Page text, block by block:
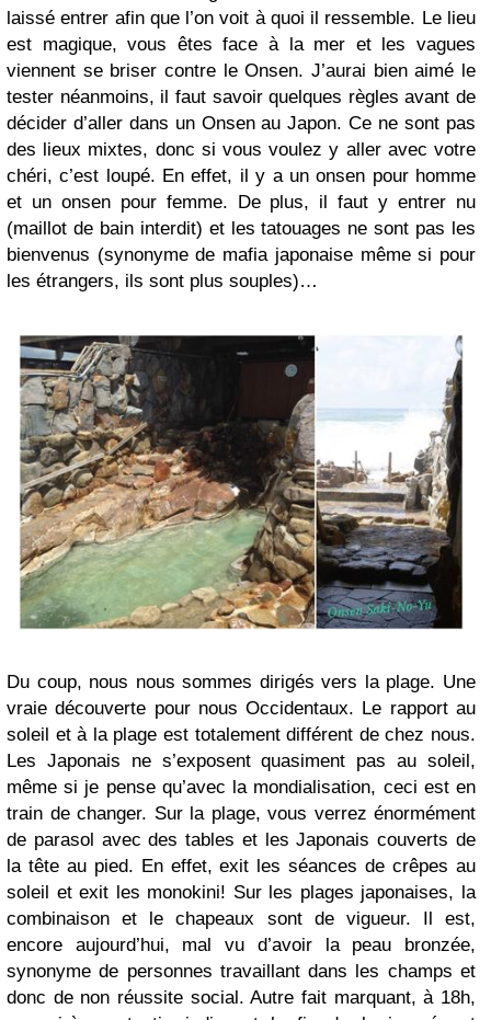
laissé entrer afin que l’on voit à quoi il ressemble. Le lieu
est magique, vous êtes face à la mer et les vagues
viennent se briser contre le Onsen. J’aurai bien aimé le
tester néanmoins, il faut savoir quelques règles avant de
décider d’aller dans un Onsen au Japon. Ce ne sont pas
des lieux mixtes, donc si vous voulez y aller avec votre
chéri, c’est loupé. En effet, il y a un onsen pour homme
et un onsen pour femme. De plus, il faut y entrer nu
(maillot de bain interdit) et les tatouages ne sont pas les
bienvenus (synonyme de mafia japonaise même si pour
les étrangers, ils sont plus souples)…
Du coup, nous nous sommes dirigés vers la plage. Une
vraie découverte pour nous Occidentaux. Le rapport au
soleil et à la plage est totalement différent de chez nous.
Les Japonais ne s’exposent quasiment pas au soleil,
même si je pense qu’avec la mondialisation, ceci est en
train de changer. Sur la plage, vous verrez énormément
de parasol avec des tables et les Japonais couverts de
la tête au pied. En effet, exit les séances de crêpes au
soleil et exit les monokini! Sur les plages japonaises, la
combinaison et le chapeaux sont de vigueur. Il est,
encore aujourd’hui, mal vu d’avoir la peau bronzée,
synonyme de personnes travaillant dans les champs et
donc de non réussite social. Autre fait marquant, à 18h,